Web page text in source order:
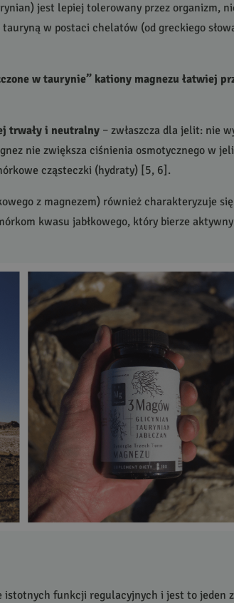
jest lepiej tolerowany przez organizm,
w postaci chelatów (od greckiego
w taurynie” kationy magnezu łatwiej
trwały i neutralny – zwłaszcza dla jelit: nie
nie zwiększa ciśnienia osmotycznego w
cząsteczki (hydraty) [5, 6].
z magnezem) również charakteryzuje
kwasu jabłkowego, który bierze
istotnych funkcji regulacyjnych i jest to